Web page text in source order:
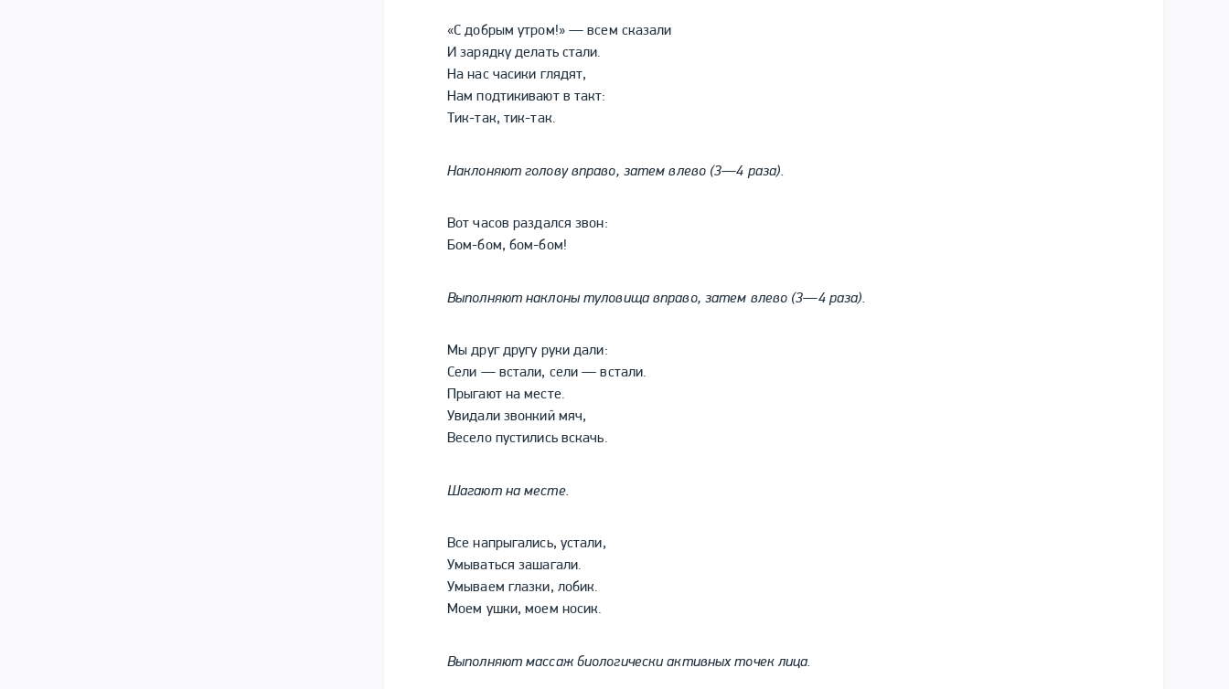
«С добрым утром!» — всем сказали
И зарядку делать стали.
На нас часики глядят,
Нам подтикивают в такт:
Тик-так, тик-так.
Наклоняют голову вправо, затем влево (3—4 раза).
Вот часов раздался звон:
Бом-бом, бом-бом!
Выполняют наклоны туловища вправо, затем влево (3—4 раза).
Мы друг другу руки дали:
Сели — встали, сели — встали.
Прыгают на месте.
Увидали звонкий мяч,
Весело пустились вскачь.
Шагают на месте.
Все напрыгались, устали,
Умываться зашагали.
Умываем глазки, лобик.
Моем ушки, моем носик.
Выполняют массаж биологически активных точек лица.